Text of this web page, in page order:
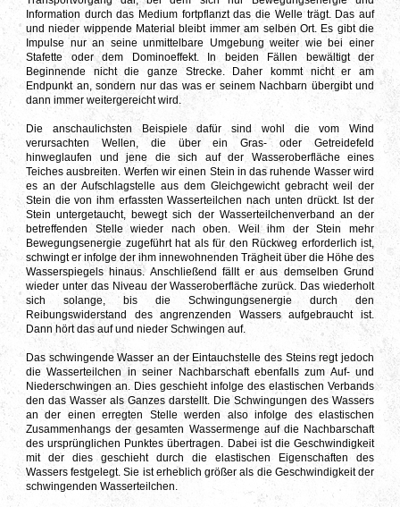
Information durch das Medium fortpflanzt das die Welle trägt. Das auf
und nieder wippende Material bleibt immer am selben Ort. Es gibt die
Impulse nur an seine unmittelbare Umgebung weiter wie bei einer
Stafette oder dem Dominoeffekt. In beiden Fällen bewältigt der
Beginnende nicht die ganze Strecke. Daher kommt nicht er am
Endpunkt an, sondern nur das was er seinem Nachbarn übergibt und
dann immer weitergereicht wird.
Die anschaulichsten Beispiele dafür sind wohl die vom Wind
verursachten Wellen, die über ein Gras- oder Getreidefeld
hinweglaufen und jene die sich auf der Wasseroberfläche eines
Teiches ausbreiten. Werfen wir einen Stein in das ruhende Wasser wird
es an der Aufschlagstelle aus dem Gleichgewicht gebracht weil der
Stein die von ihm erfassten Wasserteilchen nach unten drückt. Ist der
Stein untergetaucht, bewegt sich der Wasserteilchenverband an der
betreffenden Stelle wieder nach oben. Weil ihm der Stein mehr
Bewegungsenergie zugeführt hat als für den Rückweg erforderlich ist,
schwingt er infolge der ihm innewohnenden Trägheit über die Höhe des
Wasserspiegels hinaus. Anschließend fällt er aus demselben Grund
wieder unter das Niveau der Wasseroberfläche zurück. Das wiederholt
sich solange, bis die Schwingungsenergie durch den
Reibungswiderstand des angrenzenden Wassers aufgebraucht ist.
Dann hört das auf und nieder Schwingen auf.
Das schwingende Wasser an der Eintauchstelle des Steins regt jedoch
die Wasserteilchen in seiner Nachbarschaft ebenfalls zum Auf- und
Niederschwingen an. Dies geschieht infolge des elastischen Verbands
den das Wasser als Ganzes darstellt. Die Schwingungen des Wassers
an der einen erregten Stelle werden also infolge des elastischen
Zusammenhangs der gesamten Wassermenge auf die Nachbarschaft
des ursprünglichen Punktes übertragen. Dabei ist die Geschwindigkeit
mit der dies geschieht durch die elastischen Eigenschaften des
Wassers festgelegt. Sie ist erheblich größer als die Geschwindigkeit der
schwingenden Wasserteilchen.